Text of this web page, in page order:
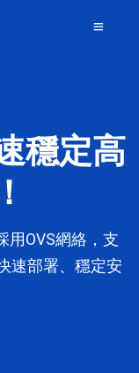
穩定高
用OVS網絡，支
速部署、穩定安